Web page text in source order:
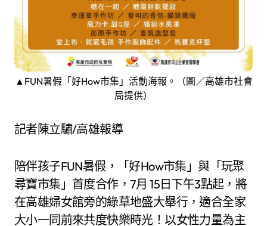
▲FUN暑假「好How市集」活動海報。（圖／高雄市社會
局提供）
記者陳立驌/高雄報導
陪伴孩子FUN暑假，「好How市集」與「玩聚
尋寶市集」首度合作，7月 15日下午3點起，將
在高雄婦女館旁的綠草地盛大舉行，適合全家
大小一同前來共度快樂時光！以女性力量為主